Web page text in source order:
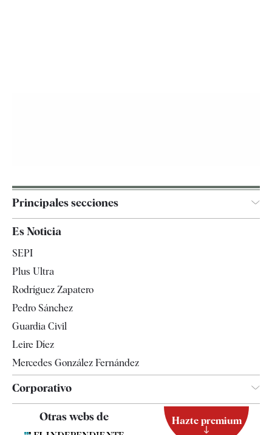
Principales secciones
Televisión
Es Noticia
SEPI
Plus Ultra
Rodríguez Zapatero
Pedro Sánchez
Guardia Civil
Leire Díez
Mercedes González Fernández
Corporativo
Otras webs de Hazte premium